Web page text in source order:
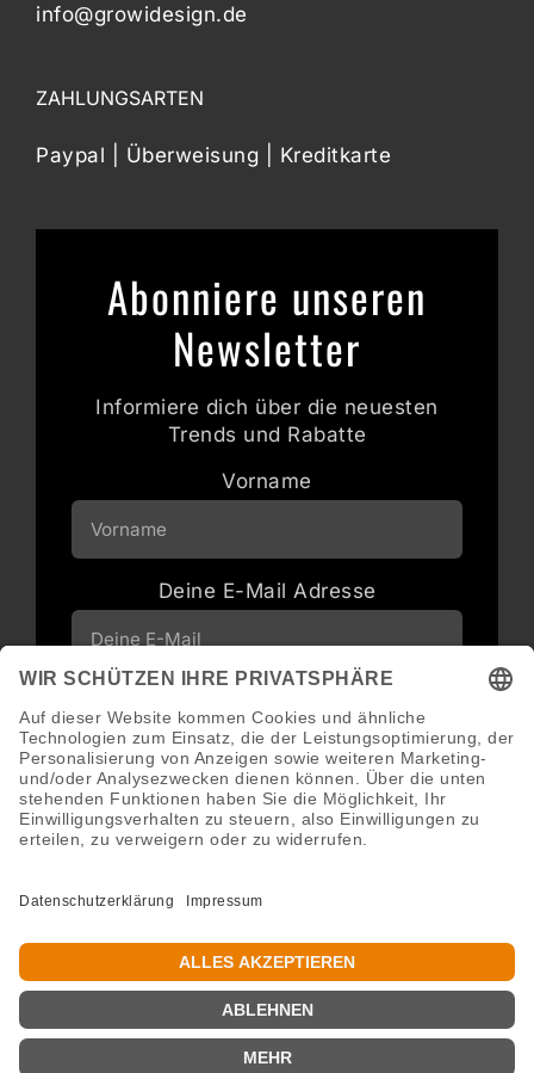
info@growidesign.de
ZAHLUNGSARTEN
Paypal | Überweisung | Kreditkarte
Abonniere unseren
Newsletter
Informiere dich über die neuesten
Trends und Rabatte
Vorname
Deine E-Mail Adresse
erhalten
Abonnieren
Abmeldung jederzeit möglich.
Copyright 2016 - 2026 ©GroWidesign® | Rights Reserved |
www.growidesign.de